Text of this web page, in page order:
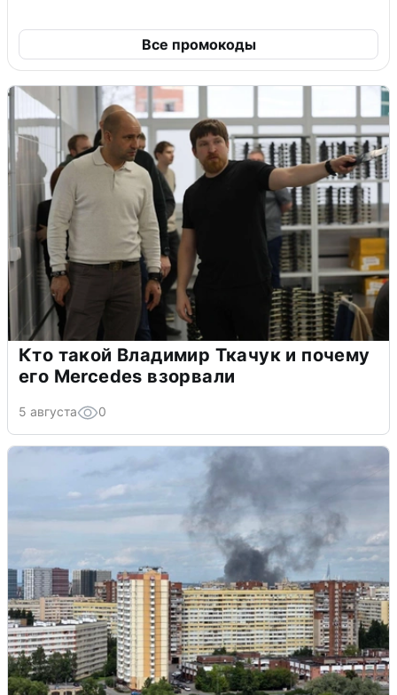
Все промокоды
Кто такой Владимир Ткачук и почему
его Mercedes взорвали
5 августа 0